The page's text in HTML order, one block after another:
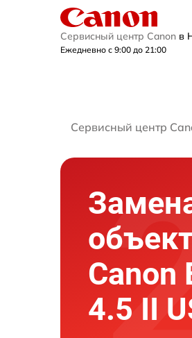
Сервисный центр Canon в
Ежедневно с 9:00 до 21:00
Сервисный центр
Canon
4.5 II